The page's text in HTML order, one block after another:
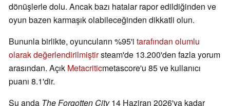
dönüşlerle dolu. Ancak bazı hatalar rapor edildiğinden ve
oyun bazen karmaşık olabileceğinden dikkatli olun.
Bununla birlikte, oyuncuların %95'i tarafından olumlu
olarak değerlendirilmiştirsteam'de 13.200'den fazla yorum
arasından. Açık Metacriticmetascore'u 85 ve kullanıcı
puanı 8.1'dir.
Şu anda The Forgotten City14 Haziran 2026'ya kadar